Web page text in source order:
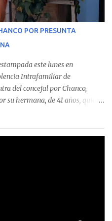
uno de los casos
Municipalidad de Chanco,
vigente. El informe
apostado se registró en
POR PRESUNTA
este lunes en
Intrafamiliar de
del concejal por Chanco,
su hermana, de 41 años, quien
de las 11:30 horas en el
vehículo y, en medio de la